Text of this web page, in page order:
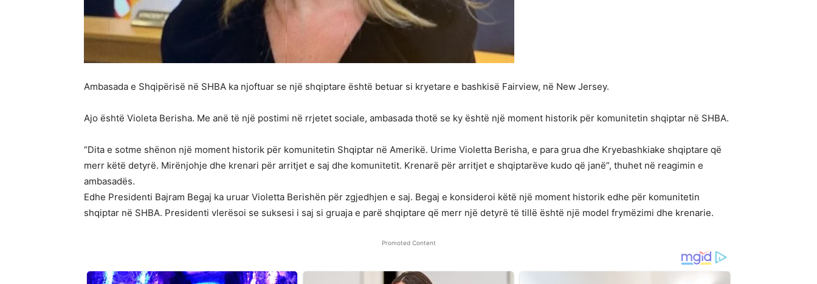
Ambasada e Shqipërisë në SHBA ka njoftuar se një shqiptare është betuar si kryetare e bashkisë Fairview, në New Jersey.
Ajo është Violeta Berisha. Me anë të një postimi në rrjetet sociale, ambasada thotë se ky është një moment historik për komunitetin shqiptar në SHBA.
“Dita e sotme shënon një moment historik për komunitetin Shqiptar në Amerikë. Urime Violetta Berisha, e para grua dhe Kryebashkiake shqiptare që
merr këtë detyrë. Mirënjohje dhe krenari për arritjet e saj dhe komunitetit. Krenarë për arritjet e shqiptarëve kudo që janë”, thuhet në reagimin e
ambasadës.
Edhe Presidenti Bajram Begaj ka uruar Violetta Berishën për zgjedhjen e saj. Begaj e konsideroi këtë një moment historik edhe për komunitetin
shqiptar në SHBA. Presidenti vlerësoi se suksesi i saj si gruaja e parë shqiptare që merr një detyrë të tillë është një model frymëzimi dhe krenarie.
Promoted Content